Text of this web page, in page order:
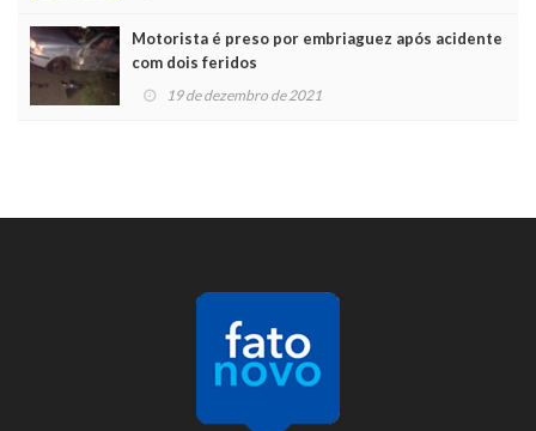
Motorista é preso por embriaguez após acidente
com dois feridos
19 de dezembro de 2021